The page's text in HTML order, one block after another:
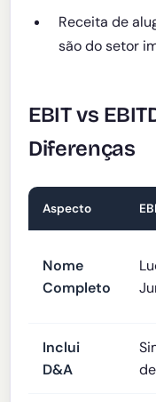
Receita de
são do setor
EBIT vs
Diferenças
Aspecto
Nome
Completo
Inclui
D&A